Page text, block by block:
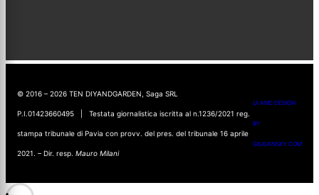
© 2016 – 2026 TEN DIYANDGARDEN, Saga SRL
P.I.01423660495 | Testata giornalistica iscritta al n.1236/2021 reg.
stampa tribunale di Pavia con provv. del pres. del tribunale 16 aprile
2021. – Dir. resp. Mauro Milani
UI AND DESIGN
BY
GIUDANSKY.COM